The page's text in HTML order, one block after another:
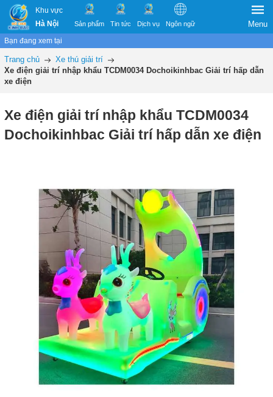
Khu vực
Hà Nội
Sản phẩm Tin tức Dịch vụ Ngôn ngữ Menu
Bạn đang xem tại
Trang chủ
Xe thú giải trí
Xe điện giải trí nhập khẩu TCDM0034 Dochoikinhbac Giải trí hấp dẫn
xe điện
Xe điện giải trí nhập khẩu TCDM0034
Dochoikinhbac Giải trí hấp dẫn xe điện